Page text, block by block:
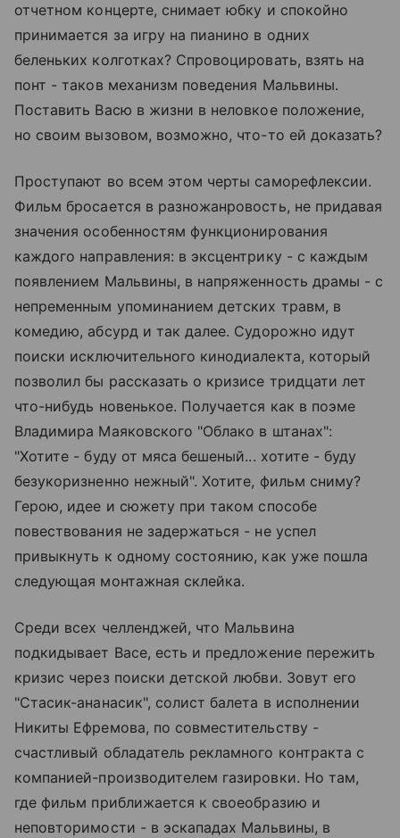
отчетном концерте, снимает юбку и спокойно
принимается за игру на пианино в одних
беленьких колготках? Спровоцировать, взять на
понт - таков механизм поведения Мальвины.
Поставить Васю в жизни в неловкое положение,
но своим вызовом, возможно, что-то ей доказать?
Проступают во всем этом черты саморефлексии.
Фильм бросается в разножанровость, не придавая
значения особенностям функционирования
каждого направления: в эксцентрику - с каждым
появлением Мальвины, в напряженность драмы - с
непременным упоминанием детских травм, в
комедию, абсурд и так далее. Судорожно идут
поиски исключительного кинодиалекта, который
позволил бы рассказать о кризисе тридцати лет
что-нибудь новенькое. Получается как в поэме
Владимира Маяковского "Облако в штанах":
"Хотите - буду от мяса бешеный... хотите - буду
безукоризненно нежный". Хотите, фильм сниму?
Герою, идее и сюжету при таком способе
повествования не задержаться - не успел
привыкнуть к одному состоянию, как уже пошла
следующая монтажная склейка.
Среди всех челленджей, что Мальвина
подкидывает Васе, есть и предложение пережить
кризис через поиски детской любви. Зовут его
"Стасик-ананасик", солист балета в исполнении
Никиты Ефремова, по совместительству -
счастливый обладатель рекламного контракта с
компанией-производителем газировки. Но там,
где фильм приближается к своеобразию и
неповторимости - в эскападах Мальвины, в